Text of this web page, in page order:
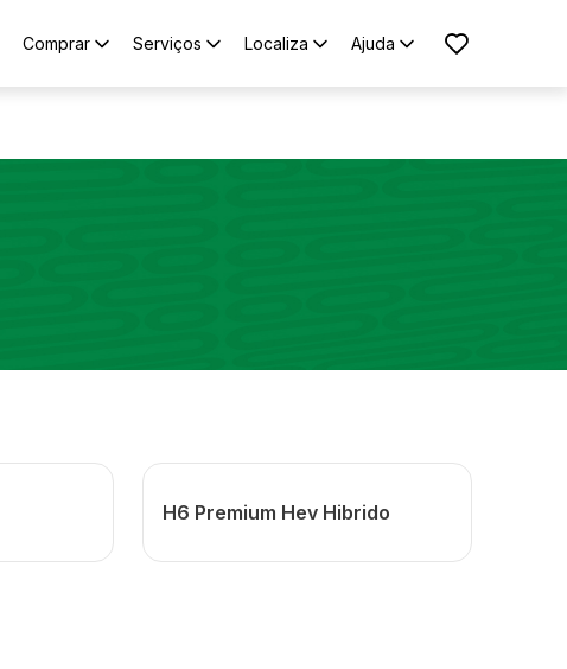
Comprar Serviços Localiza Ajuda
H6 Premium Hev Hibrido